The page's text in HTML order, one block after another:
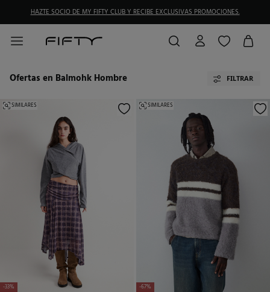
HAZTE SOCIO DE MY FIFTY CLUB Y RECIBE EXCLUSIVAS PROMOCIONES.
Ofertas en Balmohk Hombre FILTRAR
-33%
SIMILARES
-67%
SIMILARES